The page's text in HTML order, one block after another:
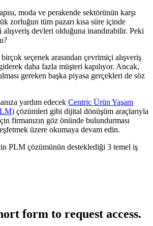
moda ve perakende sektörünün karşı
zorluğun tüm pazarı kısa süre içinde
devleri olduğuna inandırabilir. Peki
seçenek arasından çevrimiçi alışveriş
daha fazla müşteri kapılıyor. Ancak,
gereken başka piyasa gerçekleri de söz
yardım edecek Centric Ürün Yaşam
çözümleri gibi dijital dönüşüm araçlarıyla
firmanızın göz önünde bulundurması
üzere okumaya devam edin.
PLM çözümünün desteklediği 3 temel iş
form to request access.